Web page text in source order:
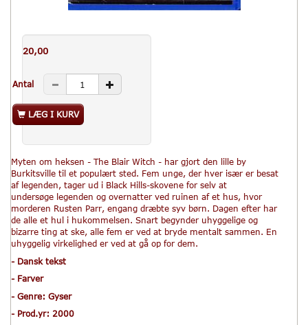
20,00
Antal
LÆG I KURV
Myten om heksen - The Blair Witch - har gjort den lille by
Burkitsville til et populært sted. Fem unge, der hver især er besat
af legenden, tager ud i Black Hills-skovene for selv at
undersøge legenden og overnatter ved ruinen af et hus, hvor
morderen Rusten Parr, engang dræbte syv børn. Dagen efter har
de alle et hul i hukommelsen. Snart begynder uhyggelige og
bizarre ting at ske, alle fem er ved at bryde mentalt sammen. En
uhyggelig virkelighed er ved at gå op for dem.
- Dansk tekst
- Farver
- Genre: Gyser
- Prod.yr: 2000